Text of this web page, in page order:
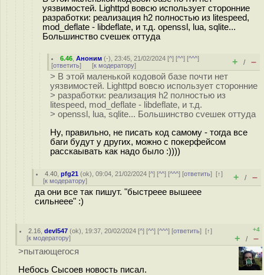
уязвимостей. Lighttpd вовсю использует сторонние
разработки: реализация h2 полностью из litespeed,
mod_deflate - libdeflate, и т.д. openssl, lua, sqlite...
Большинство cveшек оттуда
6.46 ,Аноним (-), 23:45, 21/02/2024 [^] [^^] [^^^]
[ответить] [к модератору] + / –
> В этой маленькой кодовой базе почти нет
уязвимостей. Lighttpd вовсю использует сторонние
> разработки: реализация h2 полностью из
litespeed, mod_deflate - libdeflate, и т.д.
> openssl, lua, sqlite... Большинство cveшек оттуда
Ну, правильно, не писать код самому - тогда все
баги будут у других, можно с покерфейсом
расскаывать как надо было :))))
4.40 ,pfg21 (ok), 09:04, 21/02/2024 [^] [^^] [^^^] [ответить][↑]
[к модератору] + / –
да они все так пишут. "быстреее вышеее
сильнеее" :)
2.16 ,devl547 (ok), 19:37, 20/02/2024 [^] [^^] [^^^] [ответить][↑]
[к модератору]
+4
+ / –
>пытающегося
Небось Сысоев новость писал.